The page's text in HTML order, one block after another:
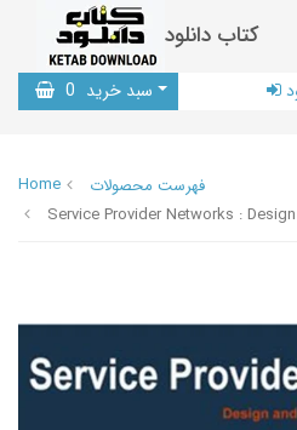
کتاب دانلود
سبد خرید 0
Home
فهرست محصولات
Service Provider Networks :